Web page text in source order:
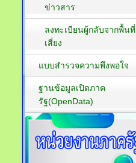
ข่าวสาร
ลงทะเบียนผู้กลับจากพื้นที่
เสี่ยง
แบบสำรวจความพึงพอใจ
ฐานข้อมูลเปิดภาค
รัฐ(OpenData)